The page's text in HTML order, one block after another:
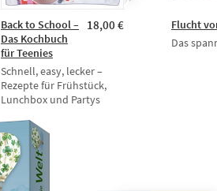
18,00 €
Back to School –
Das Kochbuch
für Teenies
Schnell, easy, lecker –
Rezepte für Frühstück,
Lunchbox und Partys
Flucht
Das